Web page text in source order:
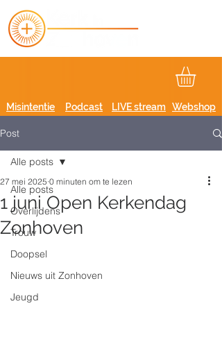
Podcast
Misintentie LIVE stream Webshop
Post
Alle posts
Overlijdens
Trouw
Doopsel
Nieuws uit Zonhoven
Jeugd
Alle posts
1 juni Open Kerkendag
Zonhoven
27 mei 2025 0 minuten om te lezen